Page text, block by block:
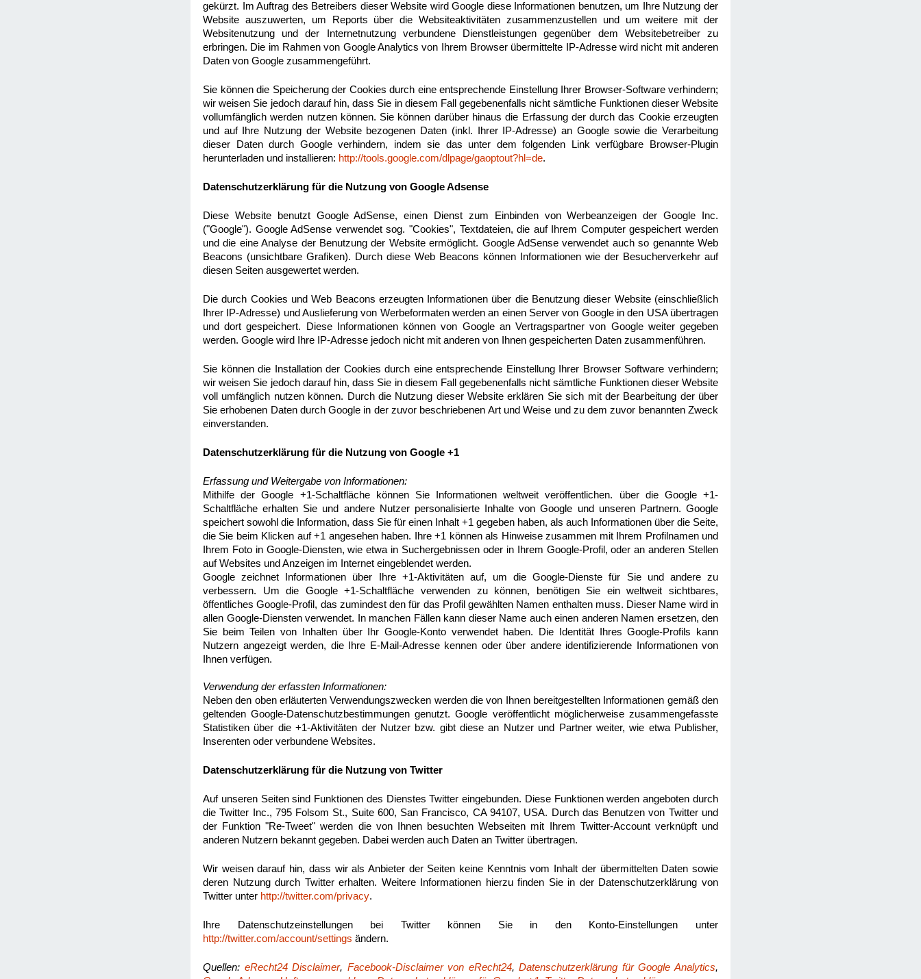
gekürzt. Im Auftrag des Betreibers dieser Website wird Google diese Informationen benutzen, um Ihre Nutzung der
Website auszuwerten, um Reports über die Websiteaktivitäten zusammenzustellen und um weitere mit der
Websitenutzung und der Internetnutzung verbundene Dienstleistungen gegenüber dem Websitebetreiber zu
erbringen. Die im Rahmen von Google Analytics von Ihrem Browser übermittelte IP-Adresse wird nicht mit anderen
Daten von Google zusammengeführt.
Sie können die Speicherung der Cookies durch eine entsprechende Einstellung Ihrer Browser-Software verhindern;
wir weisen Sie jedoch darauf hin, dass Sie in diesem Fall gegebenenfalls nicht sämtliche Funktionen dieser Website
vollumfänglich werden nutzen können. Sie können darüber hinaus die Erfassung der durch das Cookie erzeugten
und auf Ihre Nutzung der Website bezogenen Daten (inkl. Ihrer IP-Adresse) an Google sowie die Verarbeitung
dieser Daten durch Google verhindern, indem sie das unter dem folgenden Link verfügbare Browser-Plugin
herunterladen und installieren: http://tools.google.com/dlpage/gaoptout?hl=de.
Datenschutzerklärung für die Nutzung von Google Adsense
Diese Website benutzt Google AdSense, einen Dienst zum Einbinden von Werbeanzeigen der Google Inc.
("Google"). Google AdSense verwendet sog. "Cookies", Textdateien, die auf Ihrem Computer gespeichert werden
und die eine Analyse der Benutzung der Website ermöglicht. Google AdSense verwendet auch so genannte Web
Beacons (unsichtbare Grafiken). Durch diese Web Beacons können Informationen wie der Besucherverkehr auf
diesen Seiten ausgewertet werden.
Die durch Cookies und Web Beacons erzeugten Informationen über die Benutzung dieser Website (einschließlich
Ihrer IP-Adresse) und Auslieferung von Werbeformaten werden an einen Server von Google in den USA übertragen
und dort gespeichert. Diese Informationen können von Google an Vertragspartner von Google weiter gegeben
werden. Google wird Ihre IP-Adresse jedoch nicht mit anderen von Ihnen gespeicherten Daten zusammenführen.
Sie können die Installation der Cookies durch eine entsprechende Einstellung Ihrer Browser Software verhindern;
wir weisen Sie jedoch darauf hin, dass Sie in diesem Fall gegebenenfalls nicht sämtliche Funktionen dieser Website
voll umfänglich nutzen können. Durch die Nutzung dieser Website erklären Sie sich mit der Bearbeitung der über
Sie erhobenen Daten durch Google in der zuvor beschriebenen Art und Weise und zu dem zuvor benannten Zweck
einverstanden.
Datenschutzerklärung für die Nutzung von Google +1
Erfassung und Weitergabe von Informationen:
Mithilfe der Google +1-Schaltfläche können Sie Informationen weltweit veröffentlichen. über die Google +1-
Schaltfläche erhalten Sie und andere Nutzer personalisierte Inhalte von Google und unseren Partnern. Google
speichert sowohl die Information, dass Sie für einen Inhalt +1 gegeben haben, als auch Informationen über die Seite,
die Sie beim Klicken auf +1 angesehen haben. Ihre +1 können als Hinweise zusammen mit Ihrem Profilnamen und
Ihrem Foto in Google-Diensten, wie etwa in Suchergebnissen oder in Ihrem Google-Profil, oder an anderen Stellen
auf Websites und Anzeigen im Internet eingeblendet werden.
Google zeichnet Informationen über Ihre +1-Aktivitäten auf, um die Google-Dienste für Sie und andere zu
verbessern. Um die Google +1-Schaltfläche verwenden zu können, benötigen Sie ein weltweit sichtbares,
öffentliches Google-Profil, das zumindest den für das Profil gewählten Namen enthalten muss. Dieser Name wird in
allen Google-Diensten verwendet. In manchen Fällen kann dieser Name auch einen anderen Namen ersetzen, den
Sie beim Teilen von Inhalten über Ihr Google-Konto verwendet haben. Die Identität Ihres Google-Profils kann
Nutzern angezeigt werden, die Ihre E-Mail-Adresse kennen oder über andere identifizierende Informationen von
Ihnen verfügen.
Verwendung der erfassten Informationen:
Neben den oben erläuterten Verwendungszwecken werden die von Ihnen bereitgestellten Informationen gemäß den
geltenden Google-Datenschutzbestimmungen genutzt. Google veröffentlicht möglicherweise zusammengefasste
Statistiken über die +1-Aktivitäten der Nutzer bzw. gibt diese an Nutzer und Partner weiter, wie etwa Publisher,
Inserenten oder verbundene Websites.
Datenschutzerklärung für die Nutzung von Twitter
Auf unseren Seiten sind Funktionen des Dienstes Twitter eingebunden. Diese Funktionen werden angeboten durch
die Twitter Inc., 795 Folsom St., Suite 600, San Francisco, CA 94107, USA. Durch das Benutzen von Twitter und
der Funktion "Re-Tweet" werden die von Ihnen besuchten Webseiten mit Ihrem Twitter-Account verknüpft und
anderen Nutzern bekannt gegeben. Dabei werden auch Daten an Twitter übertragen.
Wir weisen darauf hin, dass wir als Anbieter der Seiten keine Kenntnis vom Inhalt der übermittelten Daten sowie
deren Nutzung durch Twitter erhalten. Weitere Informationen hierzu finden Sie in der Datenschutzerklärung von
Twitter unter http://twitter.com/privacy.
Ihre Datenschutzeinstellungen bei Twitter können Sie in den Konto-Einstellungen unter
http://twitter.com/account/settings ändern.
Quellen: eRecht24 Disclaimer, Facebook-Disclaimer von eRecht24,Datenschutzerklärung für Google Analytics,